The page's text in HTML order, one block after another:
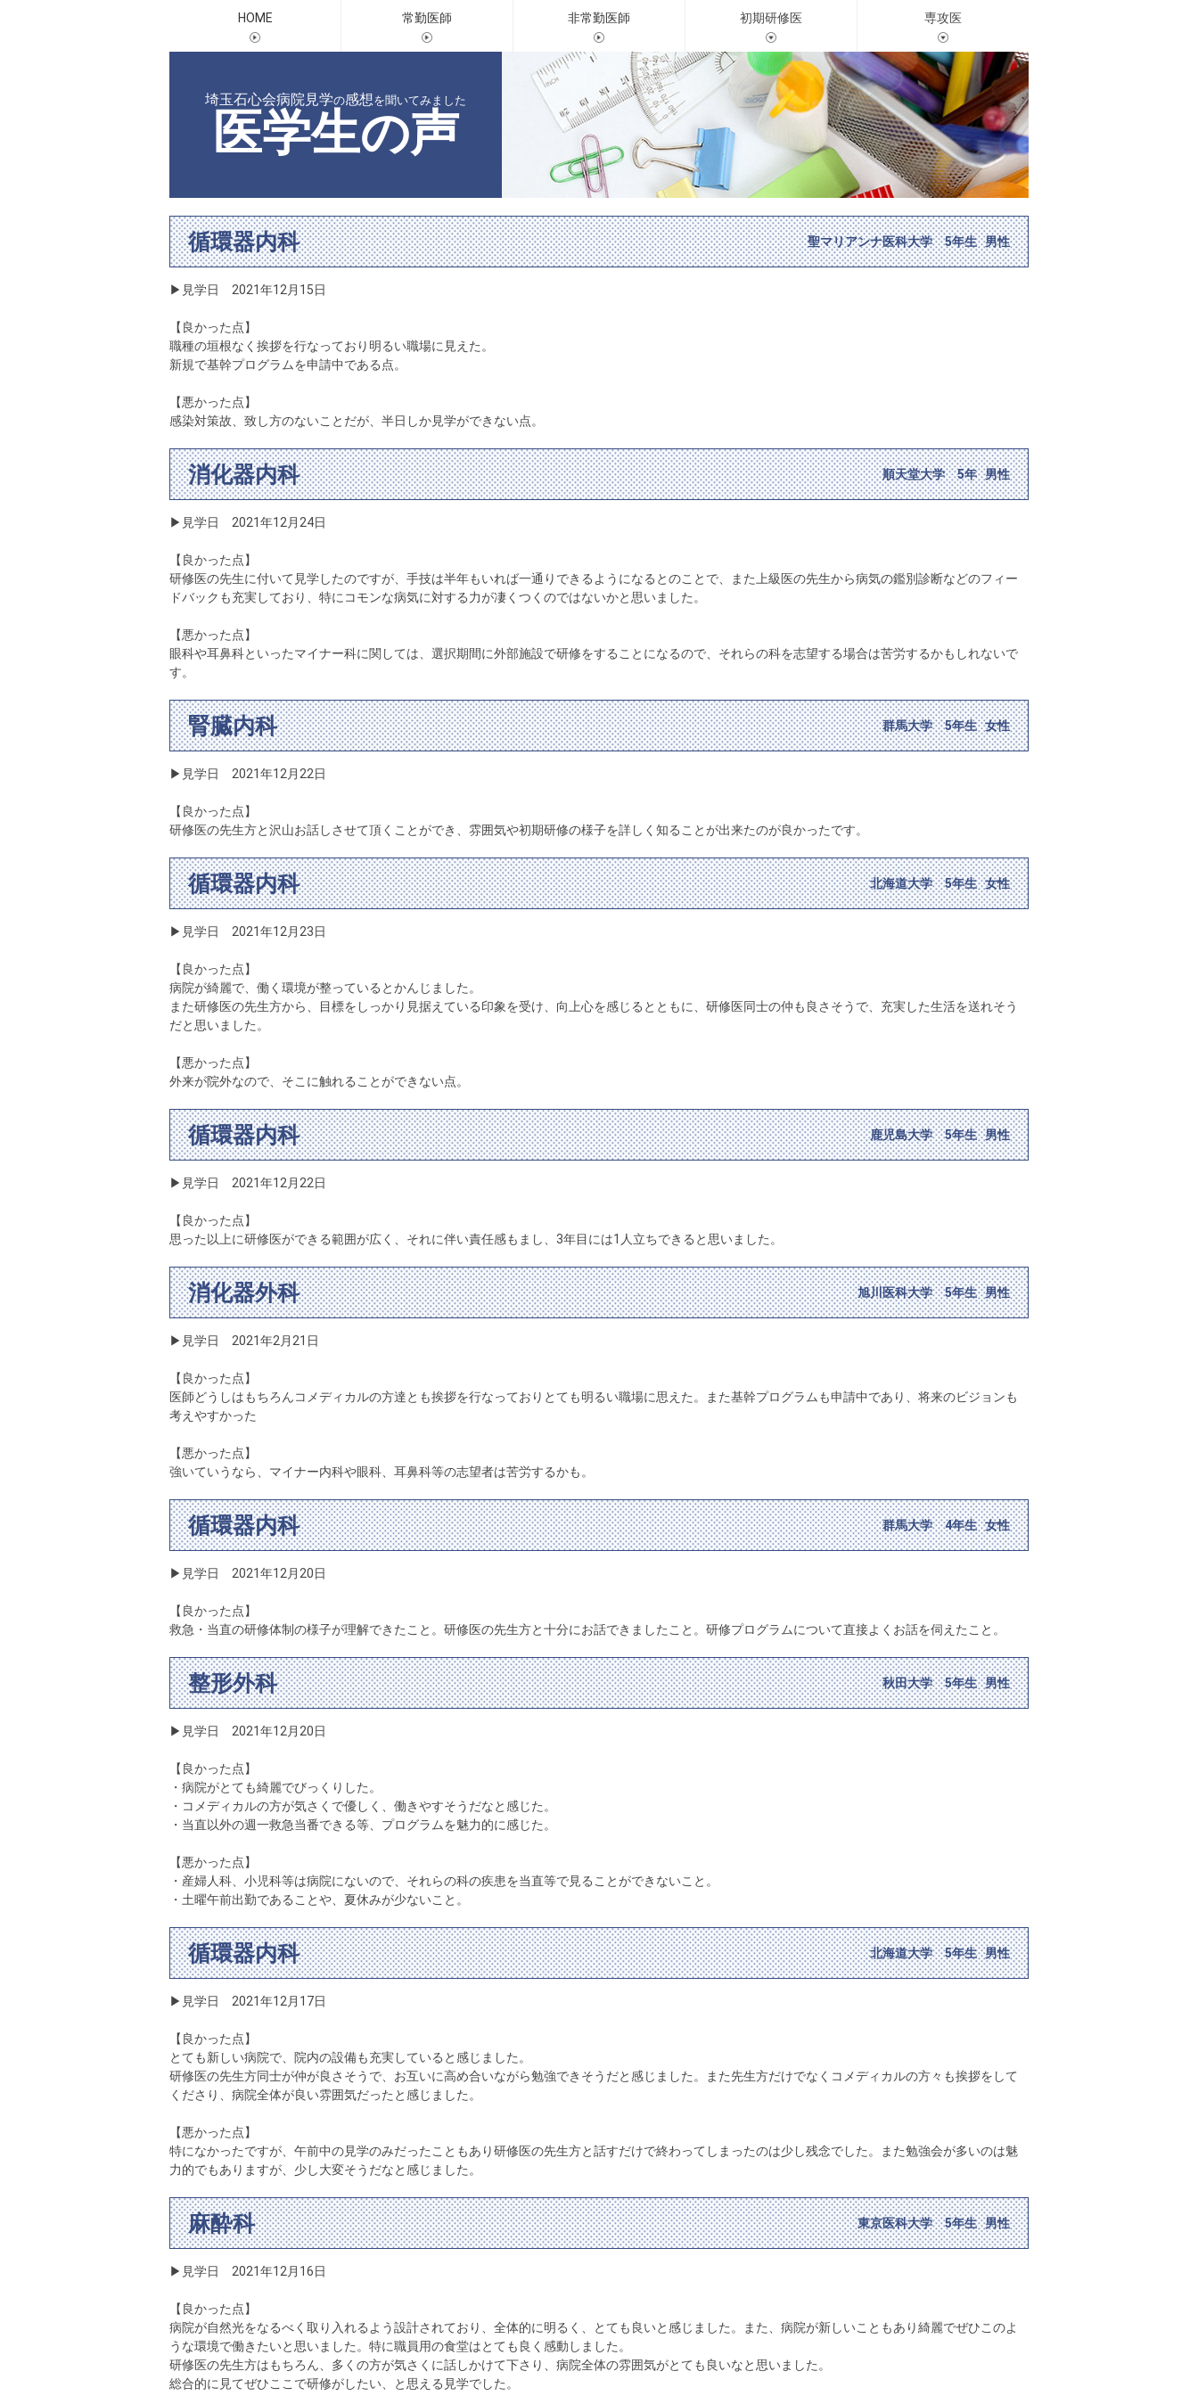
HOME 常勤医師 非常勤医師 初期研修医 専攻医
埼玉石心会病院見学の感想を聞いてみました
医学生の声
循環器内科 聖マリアンナ医科大学 5年生 男性
▶見学日 2021年12月15日
【良かった点】
職種の垣根なく挨拶を行なっており明るい職場に見えた。
新規で基幹プログラムを申請中である点。
【悪かった点】
感染対策故、致し方のないことだが、半日しか見学ができない点。
消化器内科 順天堂大学 5年 男性
▶見学日 2021年12月24日
【良かった点】
研修医の先生に付いて見学したのですが、手技は半年もいれば一通りできるようになるとのことで、また上級医の先生から病気の鑑別診断などのフィー
ドバックも充実しており、特にコモンな病気に対する力が凄くつくのではないかと思いました。
【悪かった点】
眼科や耳鼻科といったマイナー科に関しては、選択期間に外部施設で研修をすることになるので、それらの科を志望する場合は苦労するかもしれないで
す。
腎臓内科 群馬大学 5年生 女性
▶見学日 2021年12月22日
【良かった点】
研修医の先生方と沢山お話しさせて頂くことができ、雰囲気や初期研修の様子を詳しく知ることが出来たのが良かったです。
循環器内科 北海道大学 5年生 女性
▶見学日 2021年12月23日
【良かった点】
病院が綺麗で、働く環境が整っているとかんじました。
また研修医の先生方から、目標をしっかり見据えている印象を受け、向上心を感じるとともに、研修医同士の仲も良さそうで、充実した生活を送れそう
だと思いました。
【悪かった点】
外来が院外なので、そこに触れることができない点。
循環器内科 鹿児島大学 5年生 男性
▶見学日 2021年12月22日
【良かった点】
思った以上に研修医ができる範囲が広く、それに伴い責任感もまし、3年目には1人立ちできると思いました。
消化器外科 旭川医科大学 5年生 男性
▶見学日 2021年2月21日
【良かった点】
医師どうしはもちろんコメディカルの方達とも挨拶を行なっておりとても明るい職場に思えた。また基幹プログラムも申請中であり、将来のビジョンも
考えやすかった
【悪かった点】
強いていうなら、マイナー内科や眼科、耳鼻科等の志望者は苦労するかも。
循環器内科 群馬大学 4年生 女性
▶見学日 2021年12月20日
【良かった点】
救急・当直の研修体制の様子が理解できたこと。研修医の先生方と十分にお話できましたこと。研修プログラムについて直接よくお話を伺えたこと。
整形外科 秋田大学 5年生 男性
▶見学日 2021年12月20日
【良かった点】
・病院がとても綺麗でびっくりした。
・コメディカルの方が気さくで優しく、働きやすそうだなと感じた。
・当直以外の週一救急当番できる等、プログラムを魅力的に感じた。
【悪かった点】
・産婦人科、小児科等は病院にないので、それらの科の疾患を当直等で見ることができないこと。
・土曜午前出勤であることや、夏休みが少ないこと。
循環器内科 北海道大学 5年生 男性
▶見学日 2021年12月17日
【良かった点】
とても新しい病院で、院内の設備も充実していると感じました。
研修医の先生方同士が仲が良さそうで、お互いに高め合いながら勉強できそうだと感じました。また先生方だけでなくコメディカルの方々も挨拶をして
くださり、病院全体が良い雰囲気だったと感じました。
【悪かった点】
特になかったですが、午前中の見学のみだったこともあり研修医の先生方と話すだけで終わってしまったのは少し残念でした。また勉強会が多いのは魅
力的でもありますが、少し大変そうだなと感じました。
麻酔科 東京医科大学 5年生 男性
▶見学日 2021年12月16日
【良かった点】
病院が自然光をなるべく取り入れるよう設計されており、全体的に明るく、とても良いと感じました。また、病院が新しいこともあり綺麗でぜひこのよ
うな環境で働きたいと思いました。特に職員用の食堂はとても良く感動しました。
研修医の先生方はもちろん、多くの方が気さくに話しかけて下さり、病院全体の雰囲気がとても良いなと思いました。
総合的に見てぜひここで研修がしたい、と思える見学でした。